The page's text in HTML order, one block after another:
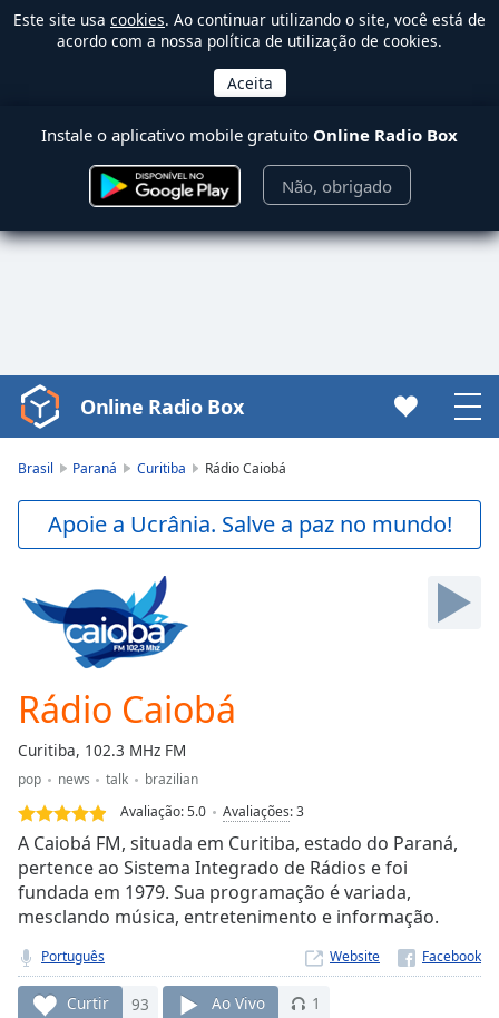
Este site usa cookies. Ao continuar utilizando o site, você está de
acordo com a nossa política de utilização de cookies.
Instale o aplicativo mobile gratuito Online Radio Box
Não, obrigado
Video
Player
Backward
Skip
Current
Time0:00
Duration
Loaded:
0.00%
Stream
TypeLIVE
Seek to
currently
live LIVE
Remaining
Time-
Online Radio Box
Brasil Paraná Curitiba Rádio Caiobá
Apoie a Ucrânia. Salve a paz no mundo!
Rádio Caiobá
Curitiba, 102.3 MHz FM
pop news talk
brazilian
Avaliação:5.0 Avaliações:3
A Caiobá FM, situada em Curitiba, estado do Paraná,
pertence ao Sistema Integrado de Rádios e foi
fundada em 1979. Sua programação é variada,
mesclando música, entretenimento e informação.
Português Website
Curtir 93 Ao Vivo 1